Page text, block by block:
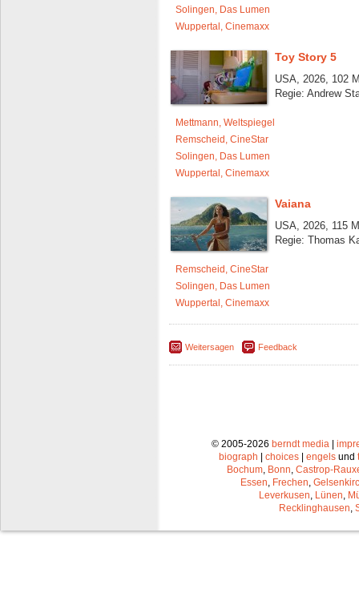
Solingen, Das Lumen
Wuppertal, Cinemaxx
Toy Story 5
USA, 2026, 102
Regie: Andrew
Mettmann, Weltspiegel
Remscheid, CineStar
Solingen, Das Lumen
Wuppertal, Cinemaxx
Vaiana
USA, 2026, 115
Regie: Thomas
Remscheid, CineStar
Solingen, Das Lumen
Wuppertal, Cinemaxx
Weitersagen Feedback
© 2005-2026 berndt media|
biograph
choices engels und
Bochum, Bonn, Castrop-
Essen, Frechen,
Leverkusen, Lünen,
Recklinghausen,